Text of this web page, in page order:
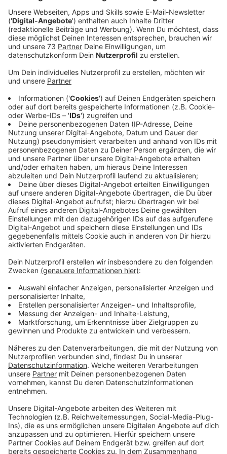
Veröffentlicht:Donnerstag, 20.02.2025 14:49
Anzeige
Jahren vorgesehen, weiße Bändchen für junge
Gaststätten während des Karnevals einfacher, wenn
es ums Alkohol ausschenken geht. Die Bändchen
werden in diesem Jahr nicht mehr über die Stadtlohner
Schulen verteilt. Sie werden ab Montag (24.2.2025) in
einer Hütte auf dem Marktplatz ausgegeben, gegen
Vorlage des Personalausweises.
Die Hütte ist zu folgenden Zeiten geöffnet:
24. Februar 2025, 15 bis 18 Uhr
25. Februar 2025, 15 bis 18 Uhr
26. Februar 2025, 15 bis 18 Uhr
27. Februar 2025, 13 bis 16 Uhr (Altweiber)
02. März 2025, 17 bis 20 Uhr (Karnevalssonntag)
Die Bändchen werden direkt am Handgelenk befestigt,
um einen Missbrauch weitestgehend zu verhindern. Die
Ausgabe erfolgt kostenlos. Für die Jugendlichen
Ausweis mehr vorzeigen müssen, sodass es für sie
deutlich unkomplizierter abläuft als in der
Vergangenheit.
Fachbereich Sicherheit und Ordnung nicht nur für
Sicherheit sorgen, sondern auch das Gefühl von
Zusammengehörigkeit fördern und ein unbeschwertes
Fest ermöglichen.